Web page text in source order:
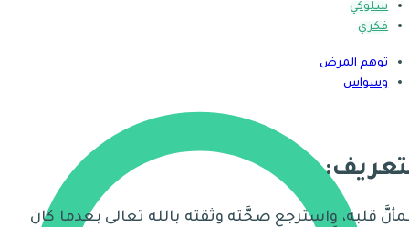
سلوكي
فكري
توهم المرض
وسواس
قلبه، واسترجع صحَّته وثقته بالله تعالى بعدما كان